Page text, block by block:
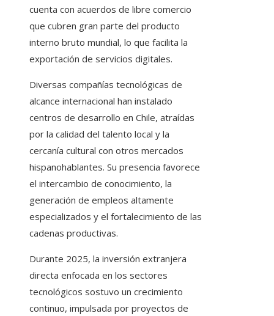
cuenta con acuerdos de libre comercio
que cubren gran parte del producto
interno bruto mundial, lo que facilita la
exportación de servicios digitales.
Diversas compañías tecnológicas de
alcance internacional han instalado
centros de desarrollo en Chile, atraídas
por la calidad del talento local y la
cercanía cultural con otros mercados
hispanohablantes. Su presencia favorece
el intercambio de conocimiento, la
generación de empleos altamente
especializados y el fortalecimiento de las
cadenas productivas.
Durante 2025, la inversión extranjera
directa enfocada en los sectores
tecnológicos sostuvo un crecimiento
continuo, impulsada por proyectos de